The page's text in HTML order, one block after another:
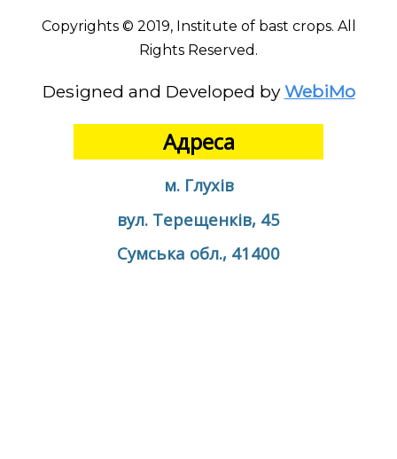
Copyrights © 2019, Institute of bast crops. All
Rights Reserved.
Designed and Developed by WebiMo
Адреса
м. Глухів
вул. Терещенків, 45
Сумська обл., 41400